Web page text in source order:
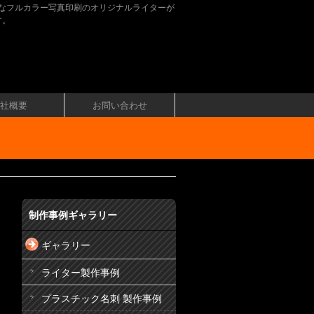
フルカラー写真印刷のオリジナルライターが
概要 お問い合わせ
制作事例ギャラリー
ギャラリー
ライター製作事例
プラスチック名刺 製作事例